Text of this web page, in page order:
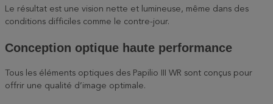
Le résultat est une vision nette et lumineuse, même dans des
conditions difficiles comme le contre-jour.
Conception optique haute performance
Tous les éléments optiques des Papilio III WR sont conçus pour
offrir une qualité d’image optimale.